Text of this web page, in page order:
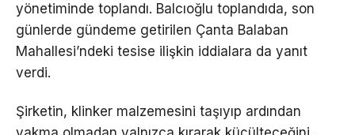
yönetiminde toplandı. Balcıoğlu toplandıda, son
günlerde gündeme getirilen Çanta Balaban
Mahallesi’ndeki tesise ilişkin iddialara da yanıt
verdi.
Şirketin, klinker malzemesini taşıyıp ardından